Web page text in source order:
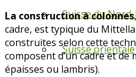
Suisse du
Suisse orientale
La construction à colonnes
cadre, est typique du
construites selon cette
composent d’un cadre et de
épaisses ou lambris).